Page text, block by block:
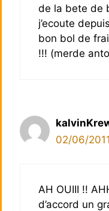
de la bete de
j’ecoute
bon bol de
!!! (merde
02/06/
AH OUIII !!
d’accord un